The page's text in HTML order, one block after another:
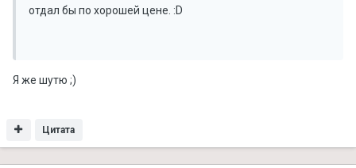
отдал бы по хорошей цене. :D
Я же шутю ;)
Цитата